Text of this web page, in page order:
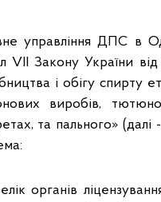
управління ДПС в
VII Закону України
і обігу спирту
виробів,
та пального» (далі
органів